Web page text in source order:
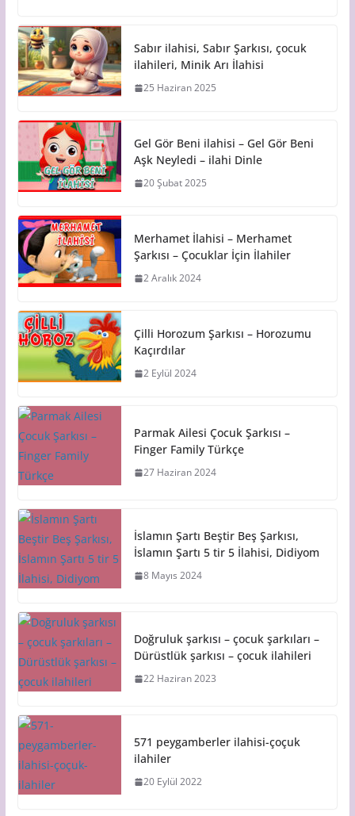
Sabır ilahisi, Sabır Şarkısı, çocuk
ilahileri, Minik Arı İlahisi
25 Haziran 2025
Gel Gör Beni ilahisi – Gel Gör Beni
Aşk Neyledi – ilahi Dinle
20 Şubat 2025
Merhamet İlahisi – Merhamet
Şarkısı – Çocuklar İçin İlahiler
2 Aralık 2024
Çilli Horozum Şarkısı – Horozumu
Kaçırdılar
2 Eylül 2024
Parmak Ailesi Çocuk Şarkısı –
Finger Family Türkçe
27 Haziran 2024
İslamın Şartı Beştir Beş Şarkısı,
İslamın Şartı 5 tir 5 İlahisi, Didiyom
8 Mayıs 2024
Doğruluk şarkısı – çocuk şarkıları –
Dürüstlük şarkısı – çocuk ilahileri
22 Haziran 2023
571 peygamberler ilahisi-çoçuk
ilahiler
20 Eylül 2022